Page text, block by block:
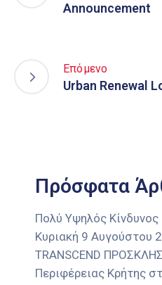
Announcement
Επόμενο
Urban Renewal
Πρόσφατα
Πολύ Υψηλός Κίνδυνος
Κυριακή 9 Αυγούστου
TRANSCEND
Περιφέρειας Κρήτης